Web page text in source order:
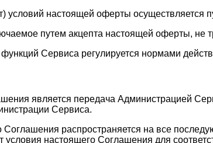
условий настоящей оферты осуществляется
путем акцепта настоящей оферты, не
Сервиса регулируется нормами
является передача Администрацией
Сервиса.
Соглашения распространяется на все
условия настоящего Соглашения для